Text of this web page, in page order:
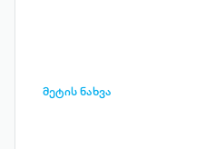
მეტის ნახვა